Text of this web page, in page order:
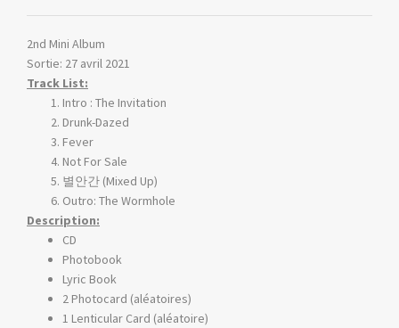
2nd Mini Album
Sortie: 27 avril 2021
Track List:
Intro : The Invitation
Drunk-Dazed
Fever
Not For Sale
별안간 (Mixed Up)
Outro: The Wormhole
Description:
CD
Photobook
Lyric Book
2 Photocard (aléatoires)
1 Lenticular Card (aléatoire)